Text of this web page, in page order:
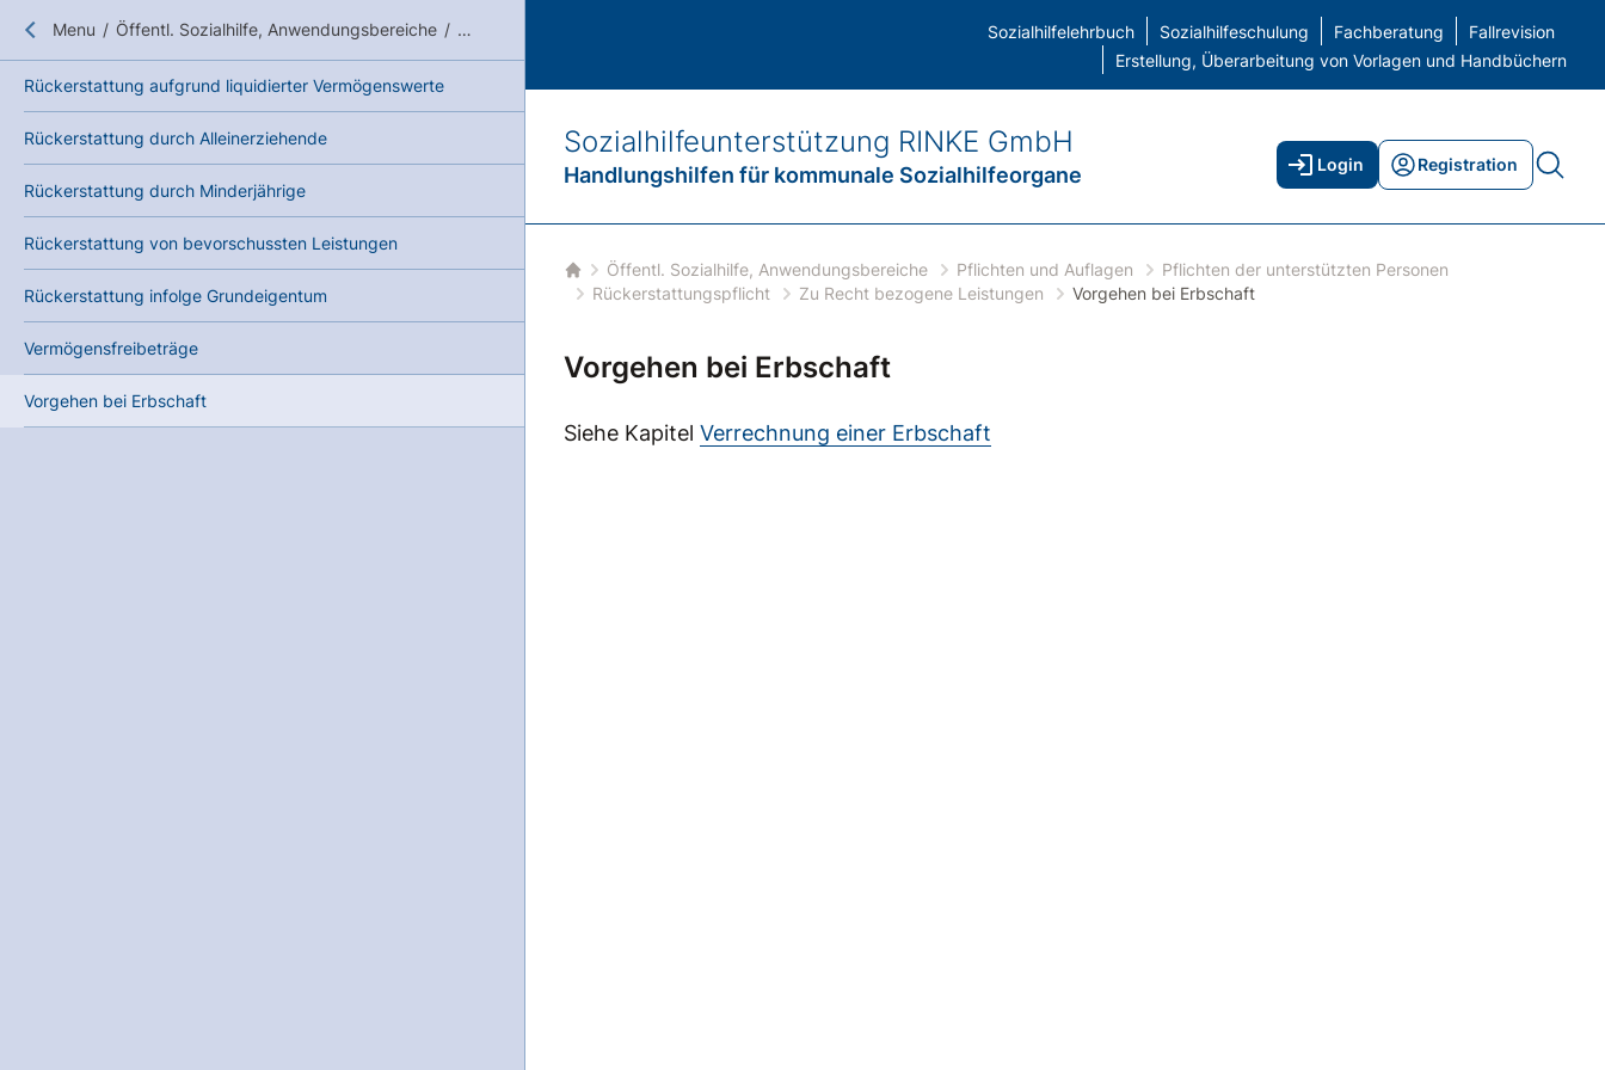
Close submenu
Menu / Öffentl. Sozialhilfe, Anwendungsbereiche / Pflichten und Auflagen Rückerstattungspflicht Zu Recht bezogene Leistungen
Rückerstattung aufgrund liquidierter Vermögenswerte
Rückerstattung durch Alleinerziehende
Rückerstattung durch Minderjährige
Rückerstattung von bevorschussten Leistungen
Rückerstattung infolge Grundeigentum
Vermögensfreibeträge
Vorgehen bei Erbschaft
Sozialhilfelehrbuch Sozialhilfeschulung Fachberatung
Fallrevision
Erstellung, Überarbeitung von Vorlagen und Handbüchern
Sozialhilfeunterstützung RINKE GmbH
Handlungshilfen für kommunale Sozialhilfeorgane Login Registration
Startseite
Öffentl. Sozialhilfe, Anwendungsbereiche Pflichten und Auflagen
Pflichten der unterstützten Personen
Rückerstattungspflicht
Zu Recht bezogene Leistungen Vorgehen bei Erbschaft
Vorgehen bei Erbschaft
Siehe Kapitel Verrechnung einer Erbschaft